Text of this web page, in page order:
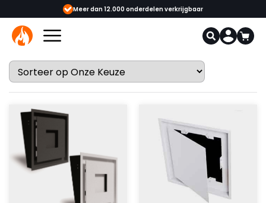
Meer dan 12.000 onderdelen verkrijgbaar